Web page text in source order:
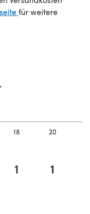
(öffnet sich in
für weitere
18 20
1 1